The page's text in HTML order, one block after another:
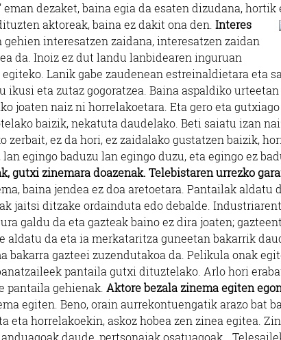
eman dezaket, baina egia da esaten dizudana,
aktoreak, baina ez dakit ona den. Interes
gehien interesatzen zaidana, interesatzen zaidan
da. Inoiz ez dut landu lanbidearen inguruan
Lanik gabe zaudenean estreinaldietara eta
ikusi eta zutaz gogoratzea. Baina aspaldiko
joaten naiz ni horrelakoetara. Eta gero eta
baizik, nekatuta daudelako. Beti saiatu izan
ez da hori, ez zaidalako gustatzen baizik,
egingo baduzu lan egingo duzu, eta egingo ez
gutxi zinemara doazenak. Telebistaren urrezko
baina jendea ez doa aretoetara. Pantailak aldatu
jaitsi ditzake ordainduta edo debalde.
galdu da eta gazteak baino ez dira joaten;
da eta ia merkataritza guneetan bakarrik
bakarra gazteei zuzendutakoa da. Pelikula onak
pantaila gutxi dituztelako. Arlo hori
pantaila gehienak. Aktore bezala zinema egiten
egiten. Beno, orain aurrekontuengatik arazo bat
eta horrelakoekin, askoz hobea zen zinea egitea.